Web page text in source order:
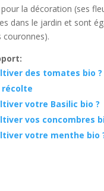
la décoration (ses
dans le jardin et sont
couronnes).
des tomates bio ?
votre Basilic bio ?
vos concombres
votre menthe bio